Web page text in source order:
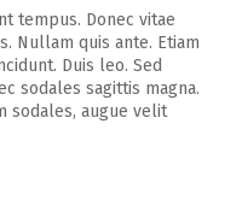
tempus. Donec vitae
Nullam quis ante. Etiam
Duis leo. Sed
sodales sagittis magna.
sodales, augue velit